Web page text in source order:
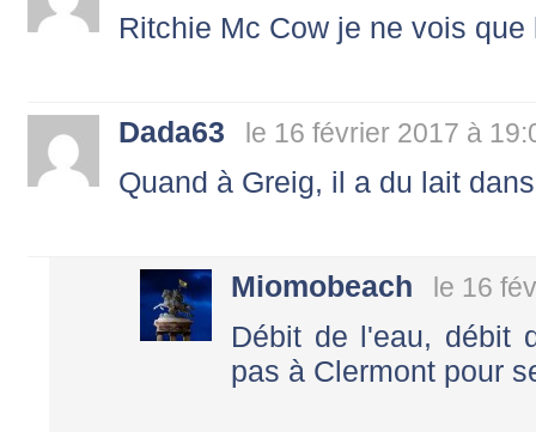
Ritchie Mc Cow je ne vois
Dada63 le 16 février 2017 à
Quand à Greig, il a du lait
Miomobeach le 16
Débit de l'eau, débit
pas à Clermont pour